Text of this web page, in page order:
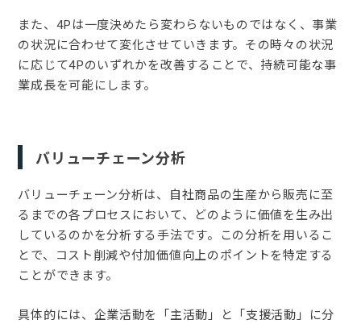
また、4Pは一度決めたら変わらないものではなく、事業
の状況に合わせて変化させていきます。その時々の状況
に応じて4Pのいずれかを改善することで、持続可能な事
業成長を可能にします。
バリューチェーン分析
バリューチェーン分析は、自社商品の生産から販売に至
るまでの各プロセスにおいて、どのように価値を生み出
しているのかを分析する手法です。この分析を用いるこ
とで、コスト削減や付加価値向上のポイントを特定する
ことができます。
具体的には、企業活動を「主活動」と「支援活動」に分